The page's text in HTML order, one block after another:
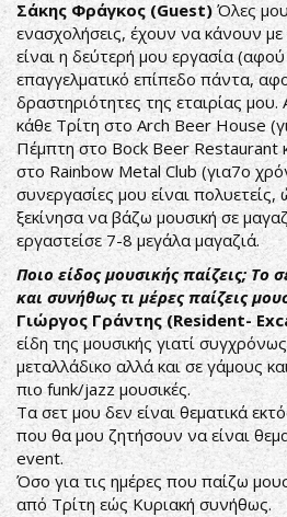
Σάκης Φράγκος (Guest)Όλες
ενασχολήσεις, έχουν να κάνουν με
είναι η δεύτερή μου εργασία
επαγγελματικό επίπεδο πάντα,
δραστηριότητες της εταιρίας
κάθε Τρίτη στο Arch Beer House
Πέμπτη στο Bock Beer Restaurant
στο Rainbow Metal Club (για7ο
συνεργασίες μου είναι
ξεκίνησα να βάζω μουσική σε
εργαστείσε 7-8 μεγάλα μαγαζιά.
Ποιο είδος μουσικής παίζεις; Το
και συνήθως τι μέρες παίζεις
Γιώργος Γράντης (Resident-
είδη της μουσικής γιατί
μεταλλάδικο αλλά και σε γάμους
πιο funk/jazz μουσικές.
Τα σετ μου δεν είναι θεματικά
που θα μου ζητήσουν να είναι
event.
Όσο για τις ημέρες που παίζω
από Τρίτη εώς Κυριακή συνήθως.